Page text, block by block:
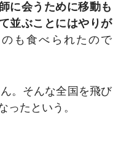
に会うために移動も
並ぶことにはやりが
も食べられたので
。そんな全国を飛び
ったという。